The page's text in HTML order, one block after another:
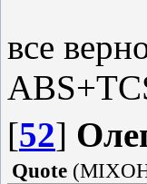
все
[52]
Quote (